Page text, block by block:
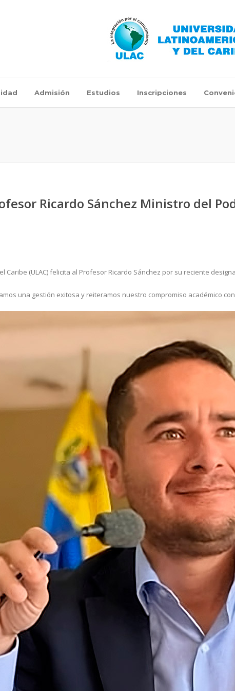
Admisión Estudios Inscripciones
Ricardo Sánchez Ministro del
Caribe (ULAC) felicita al Profesor Ricardo Sánchez por su reciente
una gestión exitosa y reiteramos nuestro compromiso académico